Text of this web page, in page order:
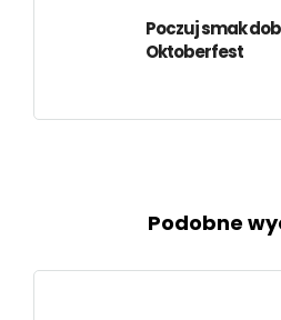
Poczuj smak
Oktoberfest
Podobne